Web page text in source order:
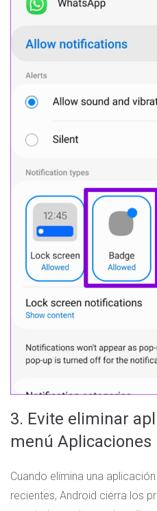
3. Evite eliminar
menú Aplicaciones
Cuando elimina una
recientes, Android cierra los